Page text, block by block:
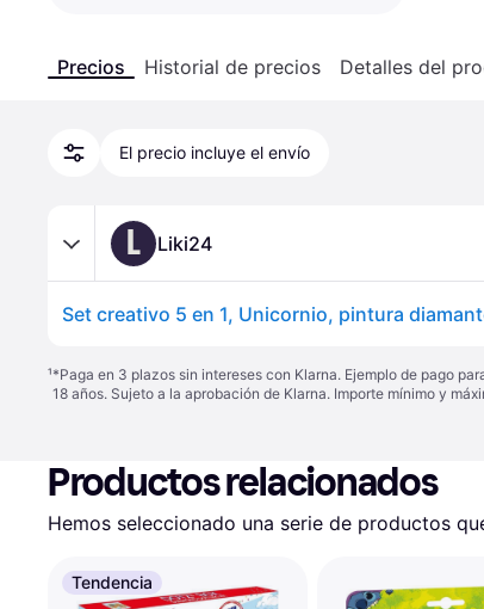
Precios Historial de precios Detalles del
El precio incluye el envío
L Liki24
Set creativo 5 en 1, Unicornio, pintura
¹*Paga en 3 plazos sin intereses con Klarna. Ejemplo de pago
18 años. Sujeto a la aprobación de Klarna. Importe mínimo y
Productos relacionados
Hemos seleccionado una serie de productos
Tendencia